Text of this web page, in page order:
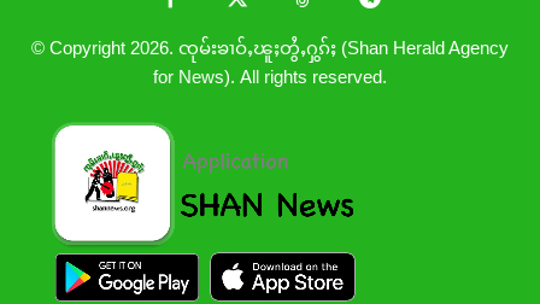
© Copyright 2026. ၸုမ်းၶၢဝ်ႇၽူႈတွႆႇႁွၵ်ႈ (Shan Herald Agency
for News). All rights reserved.